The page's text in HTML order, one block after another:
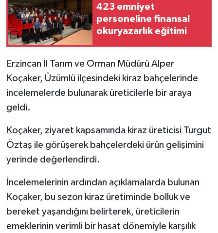
423 emniyet
personeline finansal
okuryazarlık eğitimi
Erzincan İl Tarım ve Orman Müdürü Alper
Koçaker, Üzümlü ilçesindeki kiraz bahçelerinde
incelemelerde bulunarak üreticilerle bir araya
geldi.
Koçaker, ziyaret kapsamında kiraz üreticisi Turgut
Öztaş ile görüşerek bahçelerdeki ürün gelişimini
yerinde değerlendirdi.
İncelemelerinin ardından açıklamalarda bulunan
Koçaker, bu sezon kiraz üretiminde bolluk ve
bereket yaşandığını belirterek, üreticilerin
emeklerinin verimli bir hasat dönemiyle karşılık
Gayrimenkul
GENEL
Güvenlik
HABERDE İNSAN
İNSAN
İş Dünyası
Jandarma
Kadın
KÜLTÜR SANAT